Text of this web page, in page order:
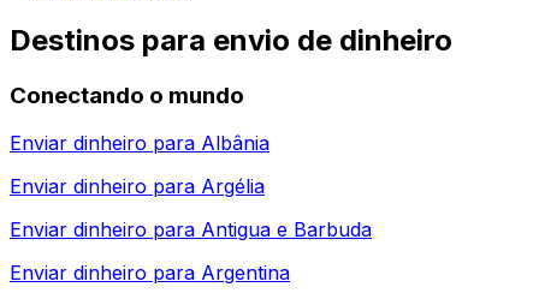
Destinos para envio de dinheiro
Conectando o mundo
Enviar dinheiro para Albânia
Enviar dinheiro para Argélia
Enviar dinheiro para Antigua e Barbuda
Enviar dinheiro para Argentina